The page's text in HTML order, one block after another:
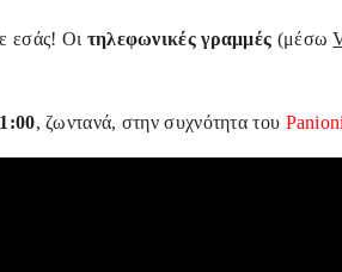
εσάς! Οι τηλεφωνικές γραμμές (μέσω
, ζωντανά, στην συχνότητα του